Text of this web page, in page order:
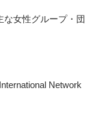
な女性グループ・団
Network